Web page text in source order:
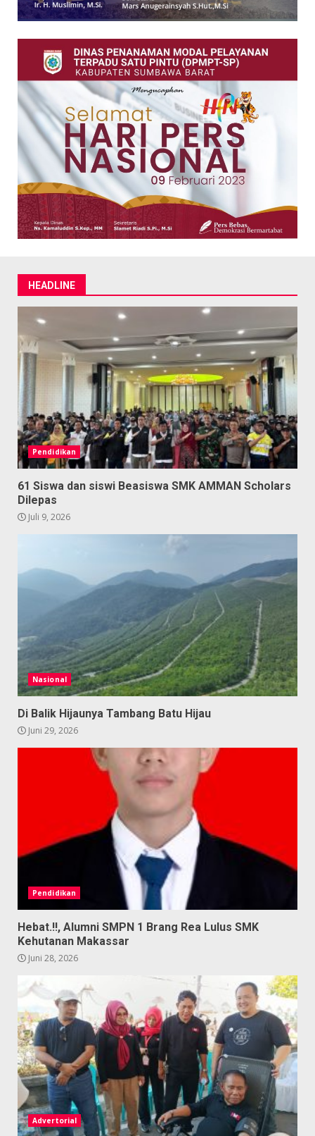
HEADLINE
Pendidikan
61 Siswa dan siswi Beasiswa SMK AMMAN Scholars
Dilepas
Juli 9, 2026
Nasional
Di Balik Hijaunya Tambang Batu Hijau
Juni 29, 2026
Pendidikan
Hebat.!!, Alumni SMPN 1 Brang Rea Lulus SMK
Kehutanan Makassar
Juni 28, 2026
Advertorial